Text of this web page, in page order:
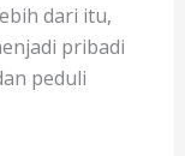
dari itu,
pribadi
peduli